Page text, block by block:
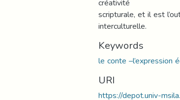
scripturale, et il est
interculturelle.
Keywords
le conte –l’expression
URI
https://depot.univ-